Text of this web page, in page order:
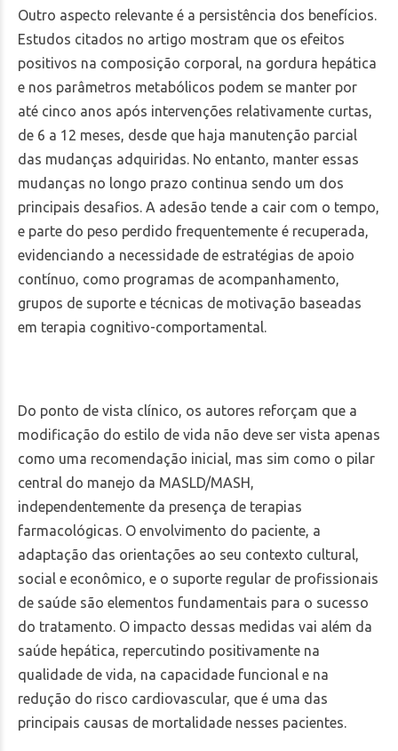
Outro aspecto relevante é a persistência dos benefícios.
Estudos citados no artigo mostram que os efeitos
positivos na composição corporal, na gordura hepática
e nos parâmetros metabólicos podem se manter por
até cinco anos após intervenções relativamente curtas,
de 6 a 12 meses, desde que haja manutenção parcial
das mudanças adquiridas. No entanto, manter essas
mudanças no longo prazo continua sendo um dos
principais desafios. A adesão tende a cair com o tempo,
e parte do peso perdido frequentemente é recuperada,
evidenciando a necessidade de estratégias de apoio
contínuo, como programas de acompanhamento,
grupos de suporte e técnicas de motivação baseadas
em terapia cognitivo-comportamental.
Do ponto de vista clínico, os autores reforçam que a
modificação do estilo de vida não deve ser vista apenas
como uma recomendação inicial, mas sim como o pilar
central do manejo da MASLD/MASH,
independentemente da presença de terapias
farmacológicas. O envolvimento do paciente, a
adaptação das orientações ao seu contexto cultural,
social e econômico, e o suporte regular de profissionais
de saúde são elementos fundamentais para o sucesso
do tratamento. O impacto dessas medidas vai além da
saúde hepática, repercutindo positivamente na
qualidade de vida, na capacidade funcional e na
redução do risco cardiovascular, que é uma das
principais causas de mortalidade nesses pacientes.